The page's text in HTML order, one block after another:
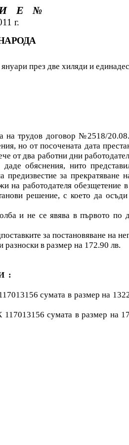
№
г.
през две хиляди и
трудов договор №2518/
но от посочената дата
от два работни дни
обяснения, нито
за прекратяване
на работодателя обезщетение
решение, с което да осъди
и не се явява в първото по
за постановяване на
разноски в размер на 172.90 лв.
:
сумата в размер на
сумата в размер на